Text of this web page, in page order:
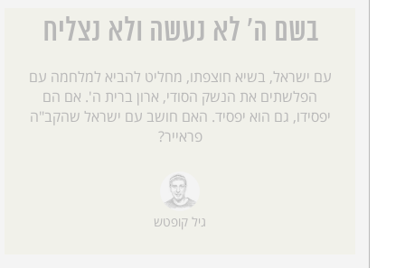
בשם ה' לא נעשה ולא נצליח
עם ישראל, בשיא חוצפתו, מחליט להביא למלחמה עם
הפלשתים את הנשק הסודי, ארון ברית ה'. אם הם
יפסידו, גם הוא יפסיד. האם חושב עם ישראל שהקב"ה
פראייר?
גיל קופטש